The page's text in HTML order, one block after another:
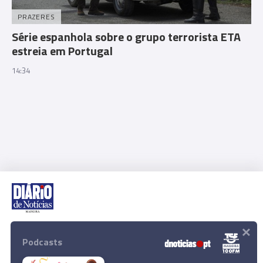
PRAZERES
Série espanhola sobre o grupo terrorista ETA
estreia em Portugal
14:34
Rua Dr. Fernão de Ornelas, 56 - 3º
291 202 300
Podcasts ×